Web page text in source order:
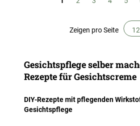
Zeigen pro Seite
Gesichtspflege selber
Rezepte für Gesichtscreme
DIY-Rezepte mit pflegenden
Gesichtspflege